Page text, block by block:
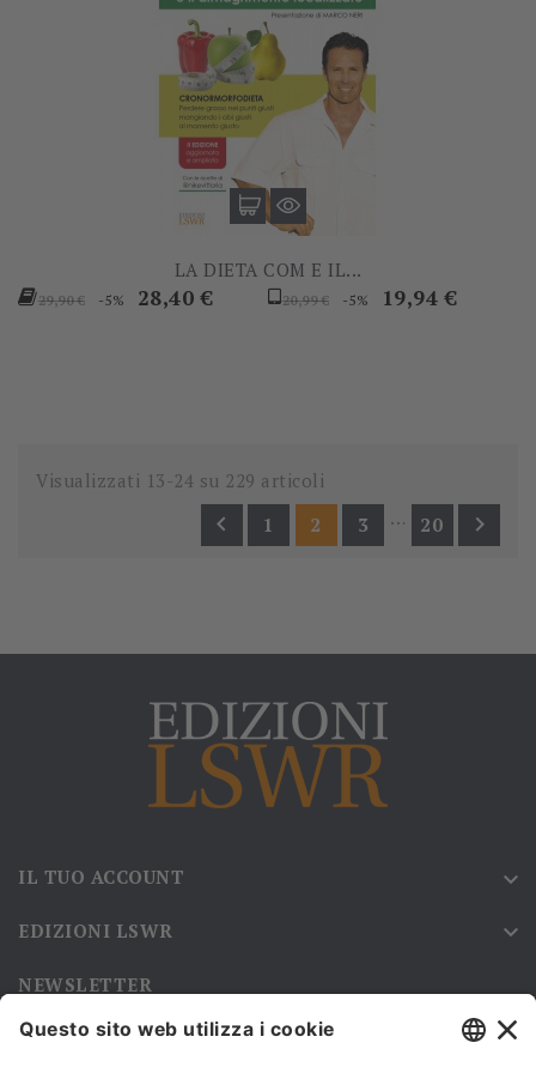
LA DIETA COM E IL...
Prezzo
29,90 € -5% Prezzo
28,40 €
Prezzo
20,99 € -5% Prezzo
19,94 €
Visualizzati 13-24 su 229 articoli
 1 2 3 … 20 
IL TUO ACCOUNT 
EDIZIONI LSWR 
NEWSLETTER
Iscriviti alla nostra newsletter e rimani sempre aggiornato sulle